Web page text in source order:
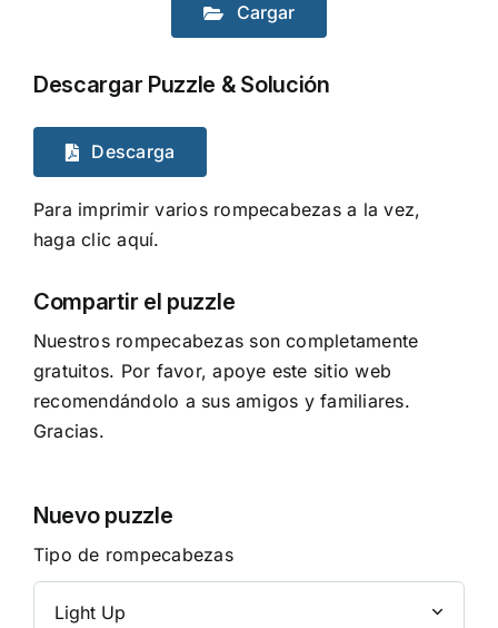
Cargar
Descargar Puzzle & Solución
Descarga
Para imprimir varios rompecabezas a la vez,
haga clic aquí.
Compartir el puzzle
Nuestros rompecabezas son completamente
gratuitos. Por favor, apoye este sitio web
recomendándolo a sus amigos y familiares.
Gracias.
Nuevo puzzle
Tipo de rompecabezas